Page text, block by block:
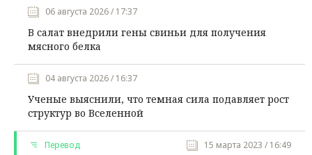
06 августа 2026 / 17:37
В салат внедрили гены свиньи для получения
мясного белка
04 августа 2026 / 16:37
Ученые выяснили, что темная сила подавляет рост
структур во Вселенной
Перевод 15 марта 2023 / 16:49